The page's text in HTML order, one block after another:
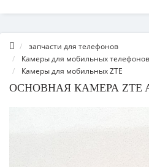
запчасти для телефонов
Камеры для мобильных телефонов
Камеры для мобильных ZTE
ОСНОВНАЯ КАМЕРА ZTE